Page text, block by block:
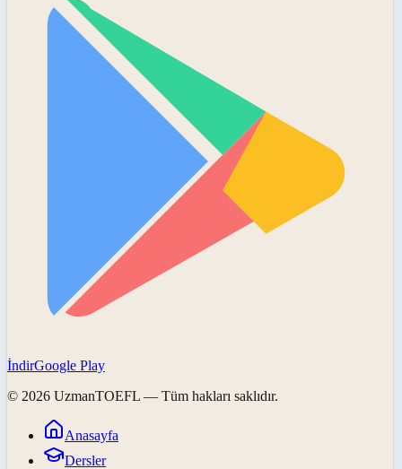
İndirGoogle Play
© 2026 UzmanTOEFL — Tüm hakları saklıdır.
Anasayfa
Dersler